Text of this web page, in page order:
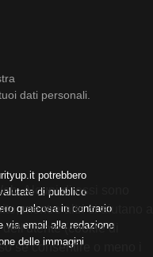
dati personali.
potrebbero
di pubblico
qualcosa in contrario
via email alla redazione
delle immagini
Alcuni di essi sono
mentre altri ci aiutano a
(cookie di
se consentire o meno i